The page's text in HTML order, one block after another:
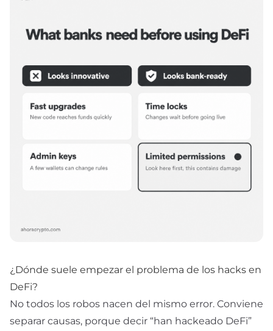
¿Dónde suele empezar el problema de los hacks en
DeFi?
No todos los robos nacen del mismo error. Conviene
separar causas, porque decir “han hackeado DeFi”